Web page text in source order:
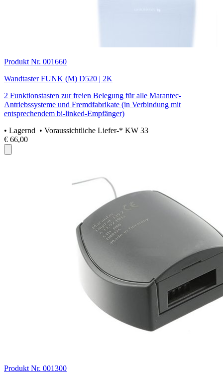
Produkt Nr. 001660
Wandtaster FUNK (M) D520 | 2K
2 Funktionstasten zur freien Belegung für alle Marantec-
Antriebssysteme und Fremdfabrikate (in Verbindung mit
entsprechendem bi-linked-Empfänger)
• Lagernd • Voraussichtliche Liefer-* KW 33
€ 66,00
Produkt Nr. 001300